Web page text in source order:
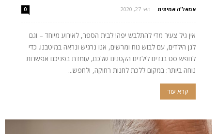
אמאל'ה אמיתית - מאי 27, 2020 0
אין גיל צעיר מדי להתלבש יפה! לבית הספר, לאירוע מיוחד – וגם
לגן הילדים, עם לבוש נוח ומרשים, אנו נרגיש ונראה במיטבנו. כדי
לחפש סט בגדים לילדים הקטנים שלכם, עומדת בפניכם אפשרות
נוחה ביותר: במקום ללכת לחנות רחוקה, ולחפש...
קרא עוד